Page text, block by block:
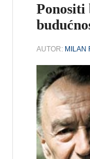
Ponositi
AUTOR: MILAN